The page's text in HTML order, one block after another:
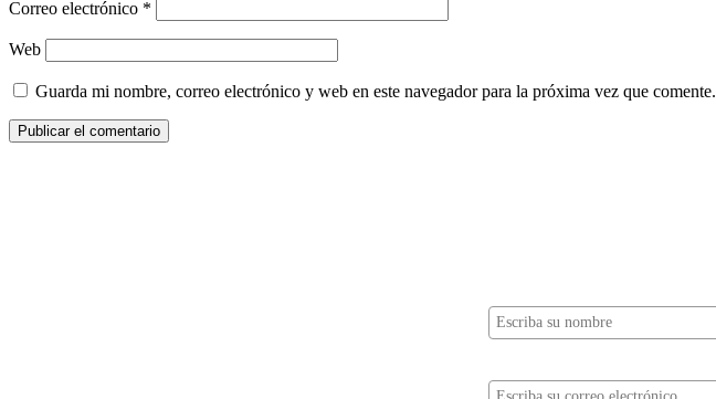
Correo electrónico *
Web
Guarda mi nombre, correo electrónico y web en este navegador para la próxima vez que comente.